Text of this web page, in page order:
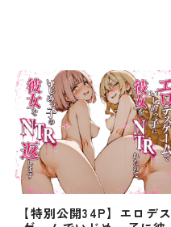
【特別公開34P】エロデス